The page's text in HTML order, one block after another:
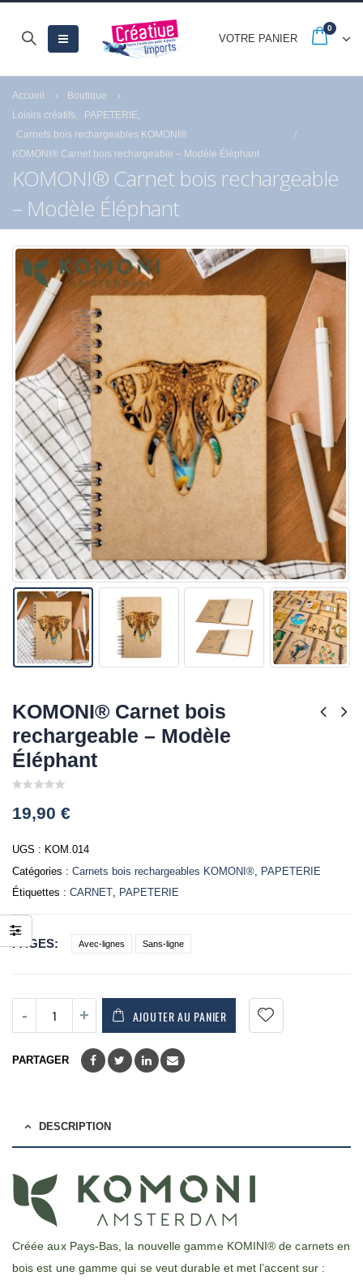
VOTRE PANIER
0
Accueil
Boutique
Loisirs créatifs
PAPETERIE
Carnets bois rechargeables KOMONI®
KOMONI® Carnet bois rechargeable – Modèle Éléphant
KOMONI® Carnet bois rechargeable
– Modèle Éléphant
KOMONI® Carnet bois
rechargeable – Modèle
Éléphant
out
of
19,90 €
UGS : KOM.014
Catégories : Carnets bois rechargeables KOMONI® PAPETERIE
Étiquettes : CARNET, PAPETERIE
PAGES Avec-lignes Sans-ligne
AJOUTER AU PANIER
PARTAGER
DESCRIPTION
Créée aux Pays-Bas, la nouvelle gamme KOMINI® de carnets en
bois est une gamme qui se veut durable et met l’accent sur :